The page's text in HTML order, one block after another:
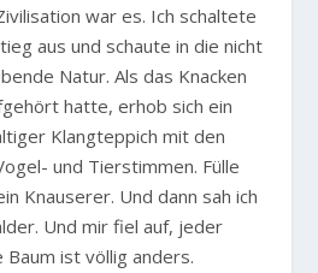
war es. Ich schaltete
aus und schaute in die nicht
Natur. Als das Knacken
hatte, erhob sich ein
Klangteppich mit den
und Tierstimmen. Fülle
Knauserer. Und dann sah ich
Und mir fiel auf, jeder
ist völlig anders.